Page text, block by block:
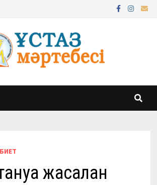
жасалған